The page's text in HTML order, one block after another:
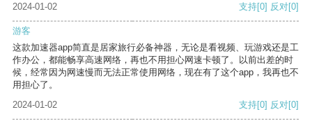
2024-01-02 支持[0] 反对[0]
游客
这款加速器app简直是居家旅行必备神器，无论是看视频、玩游戏还是工
作办公，都能畅享高速网络，再也不用担心网速卡顿了。以前出差的时
候，经常因为网速慢而无法正常使用网络，现在有了这个app，我再也不
用担心了。
2024-01-02
支持[0] 反对[0]